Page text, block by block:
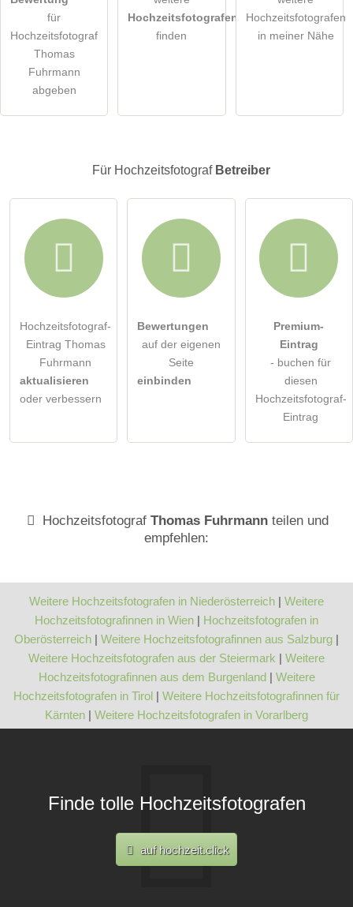
Die Datenschutzerklärung habe ich zur Kenntnis genommen.
öffentliche Frage stellen
Hinweis:Bitte beachten Sie, öffentliche Fragen sind
Besucher sichtbar
.
für
Hochzeitsfotograf
Thomas
Fuhrmann
abgeben
Hochzeitsfotografen
finden
Hochzeitsfotografen
in meiner Nähe
Für Hochzeitsfotograf Betreiber
Hochzeitsfotograf-
Eintrag Thomas
Fuhrmann
aktualisieren
oder verbessern
Bewertungen
auf der eigenen
Seite
einbinden
Premium-
Eintrag
- buchen für
diesen
Hochzeitsfotograf-
Eintrag
HochzeitsfotografThomas Fuhrmann teilen und
empfehlen:
Weitere Hochzeitsfotografen in Niederösterreich | Weitere
Hochzeitsfotografinnen in Wien | Hochzeitsfotografen in
Oberösterreich | Weitere Hochzeitsfotografinnen aus Salzburg |
Weitere Hochzeitsfotografen aus der Steiermark | Weitere
Hochzeitsfotografinnen aus dem Burgenland| Weitere
Hochzeitsfotografen in Tirol | Weitere Hochzeitsfotografinnen für
Kärnten | Weitere Hochzeitsfotografen in Vorarlberg
Finde tolle Hochzeitsfotografen
auf hochzeit.click